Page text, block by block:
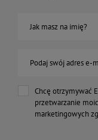
Jak masz na imię?
Podaj swój adres e-
Chcę otrzymywać
przetwarzanie
marketingowych